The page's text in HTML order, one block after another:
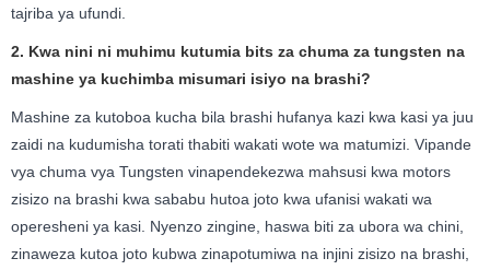
tajriba ya ufundi.
2. Kwa nini ni muhimu kutumia bits za chuma za tungsten na
mashine ya kuchimba misumari isiyo na brashi?
Mashine za kutoboa kucha bila brashi hufanya kazi kwa kasi ya juu
zaidi na kudumisha torati thabiti wakati wote wa matumizi. Vipande
vya chuma vya Tungsten vinapendekezwa mahsusi kwa motors
zisizo na brashi kwa sababu hutoa joto kwa ufanisi wakati wa
operesheni ya kasi. Nyenzo zingine, haswa biti za ubora wa chini,
zinaweza kutoa joto kubwa zinapotumiwa na injini zisizo na brashi,